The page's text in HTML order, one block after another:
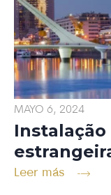
MAYO 6, 2024
Leer más